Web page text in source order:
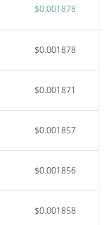
$0.001878
$0.001878
$0.001871
$0.001857
$0.001856
$0.001858